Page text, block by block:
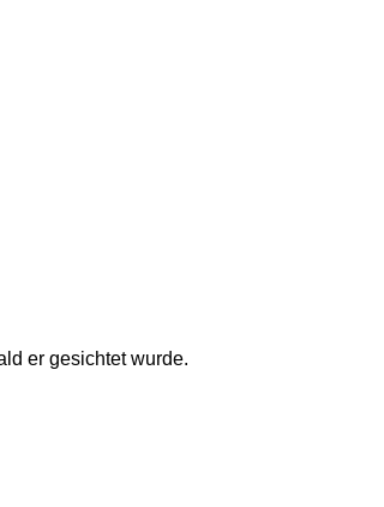
er gesichtet wurde.